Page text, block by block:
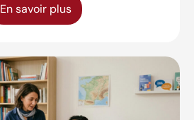
En savoir plus